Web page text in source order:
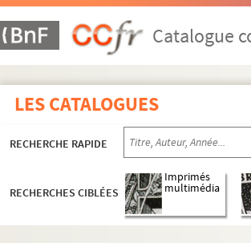
Catalogue
LES CATALOGUES
RECHERCHE RAPIDE
RECHERCHES CIBLÉES
Imprimés
multimédia